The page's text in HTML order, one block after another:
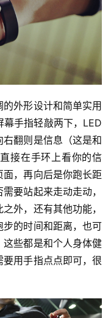
外形设计和简单实用
手指轻敲两下，LED
翻则是信息（这是和
接在手环上看你的信
，再向后是你跑长距
要站起来走动走动，
外，还有其他功能，
的时间和距离，也可
些都是和个人身体健
用手指点点即可，很